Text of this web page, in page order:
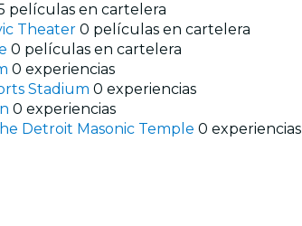
películas en cartelera
Theater 0 películas en cartelera
0 películas en cartelera
0 experiencias
Stadium 0 experiencias
0 experiencias
Detroit Masonic Temple 0 experiencias